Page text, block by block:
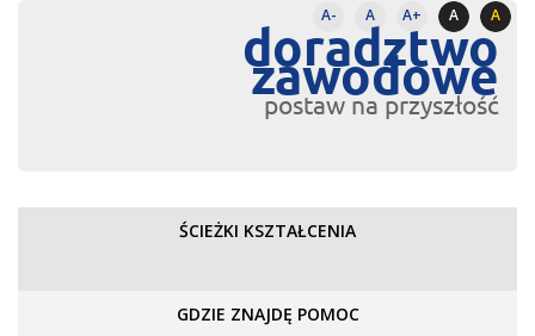
A- A A+ A A
doradztwo
zawodowe
postaw na przyszłość
ŚCIEŻKI KSZTAŁCENIA
GDZIE ZNAJDĘ POMOC